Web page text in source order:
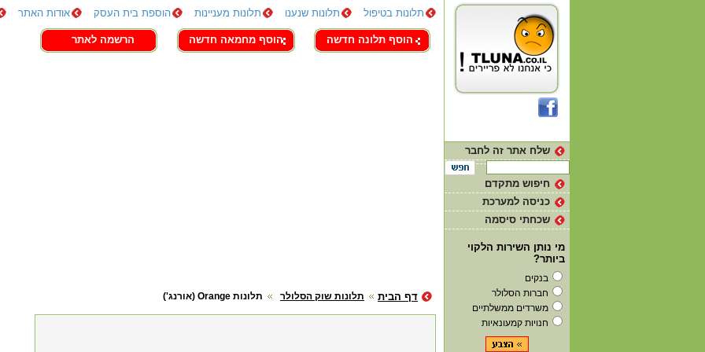
תלונות בטיפול תלונות שנענו תלונות מעניינות הוספת בית העסק אודות האתר
צור קשר
הוסף תלונה חדשה הוסף מחמאה חדשה הרשמה לאתר
תלונות Orange (אורנג') תלונות שוק הסלולר דף הבית
שלח אתר זה לחבר
חיפוש מתקדם
כניסה למערכת
שכחתי סיסמה
מי נותן השירות הלקוי
ביותר?
בנקים
חברות הסלולר
משרדים ממשלתיים
חנויות קמעונאיות